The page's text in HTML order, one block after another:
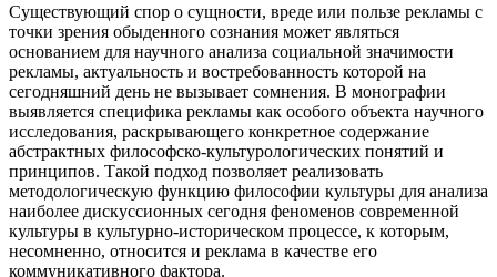
Существующий спор о сущности, вреде или пользе рекламы с
точки зрения обыденного сознания может являться
основанием для научного анализа социальной значимости
рекламы, актуальность и востребованность которой на
сегодняшний день не вызывает сомнения. В монографии
выявляется специфика рекламы как особого объекта научного
исследования, раскрывающего конкретное содержание
абстрактных философско-культурологических понятий и
принципов. Такой подход позволяет реализовать
методологическую функцию философии культуры для анализа
наиболее дискуссионных сегодня феноменов современной
культуры в культурно-историческом процессе, к которым,
несомненно, относится и реклама в качестве его
коммуникативного фактора.